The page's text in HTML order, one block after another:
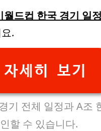
월드컵 한국 경기 일
.
세히 보기
기 전체 일정과 A조
할 수 있습니다.